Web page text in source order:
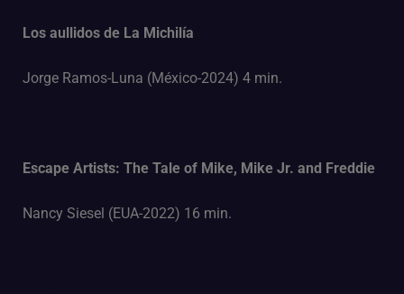
Los aullidos de La Michilía
Jorge Ramos-Luna (México-2024) 4 min.
Escape Artists: The Tale of Mike, Mike Jr. and Freddie
Nancy Siesel (EUA-2022) 16 min.